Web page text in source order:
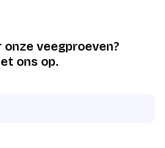
veegproeven?
ons op.